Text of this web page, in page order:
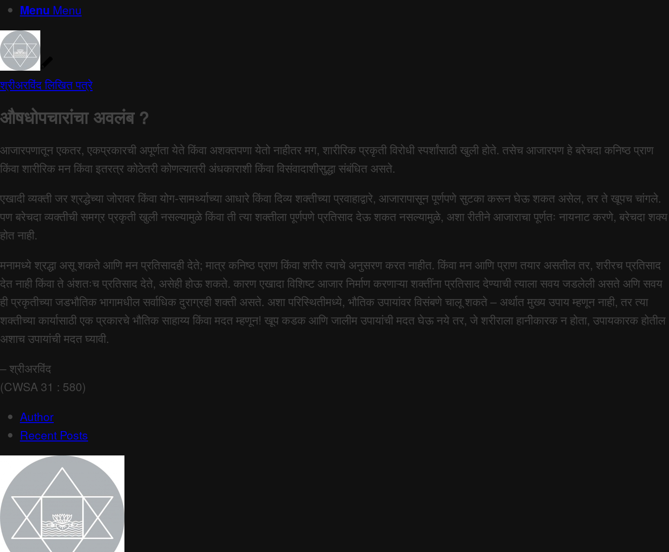
Menu Menu
श्रीअरविंद लिखित पत्रे
औषधोपचारांचा अवलंब ?
आजारपणातून एकतर, एकप्रकारची अपूर्णता येते किंवा अशक्तपणा येतो नाहीतर मग, शारीरिक प्रकृती विरोधी स्पर्शांसाठी खुली होते. तसेच आजारपण हे बरेचदा कनिष्ठ प्राण
किंवा शारीरिक मन किंवा इतरत्र कोठेतरी कोणत्यातरी अंधकाराशी किंवा विसंवादाशीसुद्धा संबंधित असते.
एखादी व्यक्ती जर श्रद्धेच्या जोरावर किंवा योग-सामर्थ्याच्या आधारे किंवा दिव्य शक्तीच्या प्रवाहाद्वारे, आजारापासून पूर्णपणे सुटका करून घेऊ शकत असेल, तर ते खूपच चांगले.
पण बरेचदा व्यक्तीची समग्र प्रकृती खुली नसल्यामुळे किंवा ती त्या शक्तीला पूर्णपणे प्रतिसाद देऊ शकत नसल्यामुळे, अशा रीतीने आजाराचा पूर्णतः नायनाट करणे, बरेचदा शक्य
होत नाही.
मनामध्ये श्रद्धा असू शकते आणि मन प्रतिसादही देते; मात्र कनिष्ठ प्राण किंवा शरीर त्याचे अनुसरण करत नाहीत. किंवा मन आणि प्राण तयार असतील तर, शरीरच प्रतिसाद
देत नाही किंवा ते अंशतःच प्रतिसाद देते, असेही होऊ शकते. कारण एखादा विशिष्ट आजार निर्माण करणाऱ्या शक्तींना प्रतिसाद देण्याची त्याला सवय जडलेली असते अणि सवय
ही प्रकृतीच्या जडभौतिक भागामधील सर्वाधिक दुराग्रही शक्ती असते. अशा परिस्थितीमध्ये, भौतिक उपायांवर विसंबणे चालू शकते – अर्थात मुख्य उपाय म्हणून नाही, तर त्या
शक्तीच्या कार्यासाठी एक प्रकारचे भौतिक साहाय्य किंवा मदत म्हणून! खूप कडक आणि जालीम उपायांची मदत घेऊ नये तर, जे शरीराला हानीकारक न होता, उपायकारक होतील
अशाच उपायांची मदत घ्यावी.
– श्रीअरविंद
(CWSA 31 : 580)
Author
Recent Posts